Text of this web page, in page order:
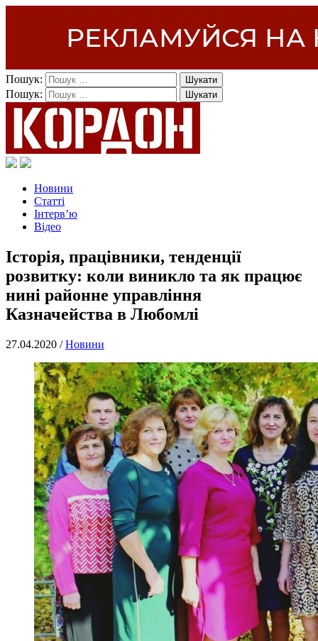
Пошук:
Пошук:
Новини
Статті
Інтерв’ю
Відео
Історія, працівники, тенденції
розвитку: коли виникло та як працює
нині районне управління
Казначейства в Любомлі
27.04.2020 /Новини